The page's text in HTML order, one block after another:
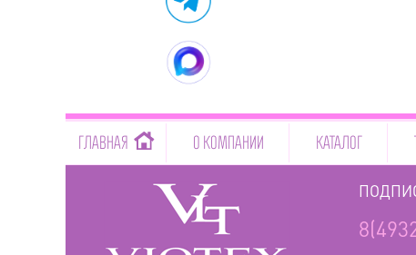
ГЛАВНАЯ О КОМПАНИИ КАТАЛОГ
-->